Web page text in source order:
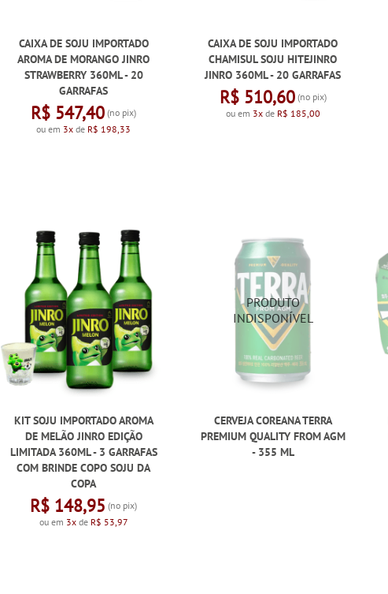
CAIXA DE SOJU IMPORTADO
AROMA DE MORANGO JINRO
STRAWBERRY 360ML - 20
GARRAFAS
R$ 547,40 (no pix)
ou em 3x de R$ 198,33
CAIXA DE SOJU IMPORTADO
CHAMISUL SOJU HITEJINRO
JINRO 360ML - 20 GARRAFAS
R$ 510,60(no pix)
ou em 3xde R$ 185,00
KIT SOJU IMPORTADO AROMA
DE MELÃO JINRO EDIÇÃO
LIMITADA 360ML - 3 GARRAFAS
COM BRINDE COPO SOJU DA
COPA
R$ 148,95 (no pix)
ou em 3xde R$ 53,97
CERVEJA COREANA TERRA
PREMIUM QUALITY FROM AGM
- 355 ML